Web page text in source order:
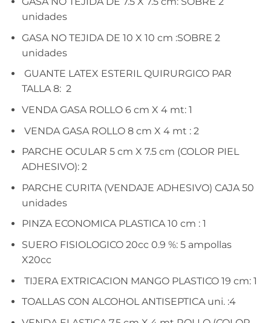
unidades
GASA NO TEJIDA DE 10 X 10 cm :SOBRE 2
unidades
GUANTE LATEX ESTERIL QUIRURGICO PAR
TALLA 8: 2
VENDA GASA ROLLO 6 cm X 4 mt: 1
VENDA GASA ROLLO 8 cm X 4 mt : 2
PARCHE OCULAR 5 cm X 7.5 cm (COLOR PIEL
ADHESIVO): 2
PARCHE CURITA (VENDAJE ADHESIVO) CAJA 50
unidades
PINZA ECONOMICA PLASTICA 10 cm : 1
SUERO FISIOLOGICO 20cc 0.9 %: 5 ampollas
X20cc
TIJERA EXTRICACION MANGO PLASTICO 19 cm: 1
TOALLAS CON ALCOHOL ANTISEPTICA uni. :4